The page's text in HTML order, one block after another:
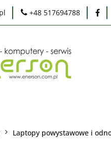
+48 517694788
środowiska
Laptopy PC
Karty graficzne
Laptopy powystawowe i